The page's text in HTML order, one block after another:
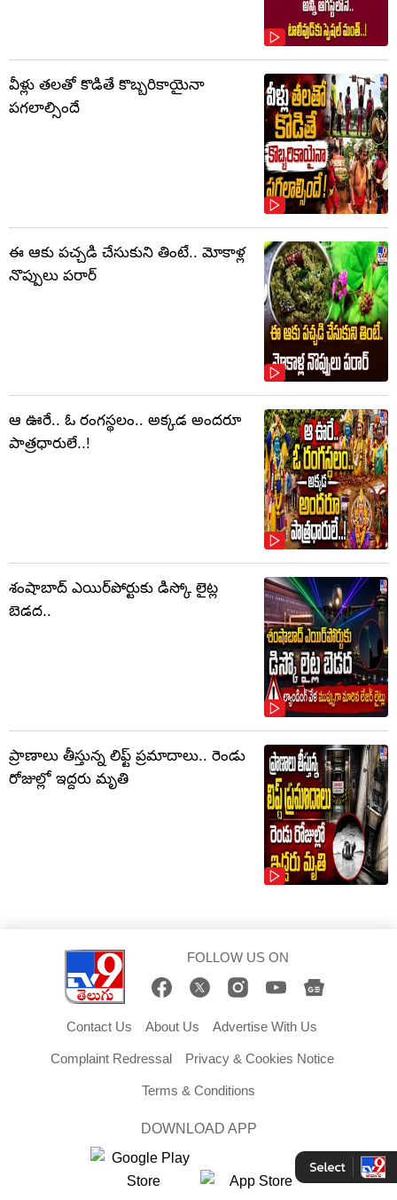
వీళ్లు తలతో కొడితే కొబ్బరికాయైనా
పగలాల్సిందే
ఈ ఆకు పచ్చడి చేసుకుని తింటే.. మోకాళ్ల
నొప్పులు పరార్‌
ఆ ఊరే.. ఓ రంగస్థలం.. అక్కడ అందరూ
పాత్రధారులే..!
శంషాబాద్ ఎయిర్‌పోర్టుకు డిస్కో లైట్ల
బెడద..
ప్రాణాలు తీస్తున్న లిఫ్ట్‌ ప్రమాదాలు.. రెండు
రోజుల్లో ఇద్దరు మృతి
FOLLOW US ON
Contact Us About Us Advertise With Us
Complaint Redressal Privacy & Cookies Notice
Terms & Conditions
DOWNLOAD APP